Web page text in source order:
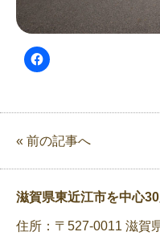
« 前の記事へ
滋賀県東近江市を中心
住所：〒527-0011 滋賀